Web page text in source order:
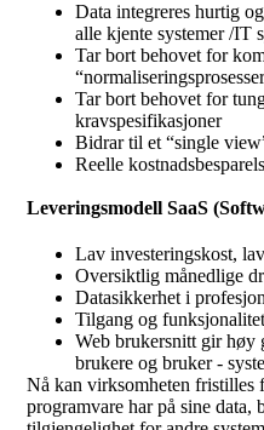
Data integreres hurtig
alle kjente systemer /IT
Tar bort behovet for
Tar bort behovet for
kravspesifikasjoner
Bidrar til et “single
Reelle
Leveringsmodell SaaS
Lav investeringskost,
Oversiktlig månedlige
Datasikkerhet i
Tilgang og
Web brukersnitt gir høy
brukere og bruker -
Nå kan virksomheten fristilles
programvare har på sine data,